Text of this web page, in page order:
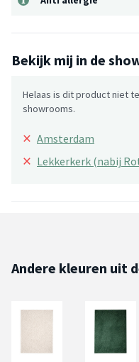
Bekijk mij in de
Helaas is dit product niet
showrooms.
× Amsterdam
× Lekkerkerk (nabij
Andere kleuren uit